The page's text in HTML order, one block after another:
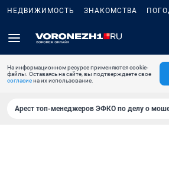
НЕДВИЖИМОСТЬ ЗНАКОМСТВА
На информационном ресурсе применяются cookie-
файлы. Оставаясь на сайте, вы подтверждаете свое
согласиена их использование.
Арест топ-менеджеров ЭФКО по делу о